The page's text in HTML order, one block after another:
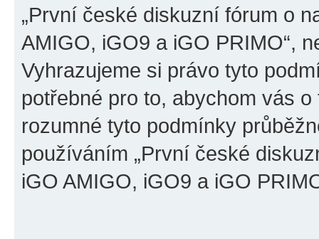
„První české diskuzní fórum o
AMIGO, iGO9 a iGO PRIMO“,
Vyhrazujeme si právo tyto
potřebné pro to, abychom vás
rozumné tyto podmínky
používáním „První české
iGO AMIGO, iGO9 a iGO